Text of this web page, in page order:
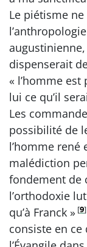
Le piétisme
dispenserait
« l’homme est
lui ce qu’il
Les
possibilité de
l’homme rené
malédiction
fondement de
l’orthodoxie
qu’à Franck » [9]
consiste en